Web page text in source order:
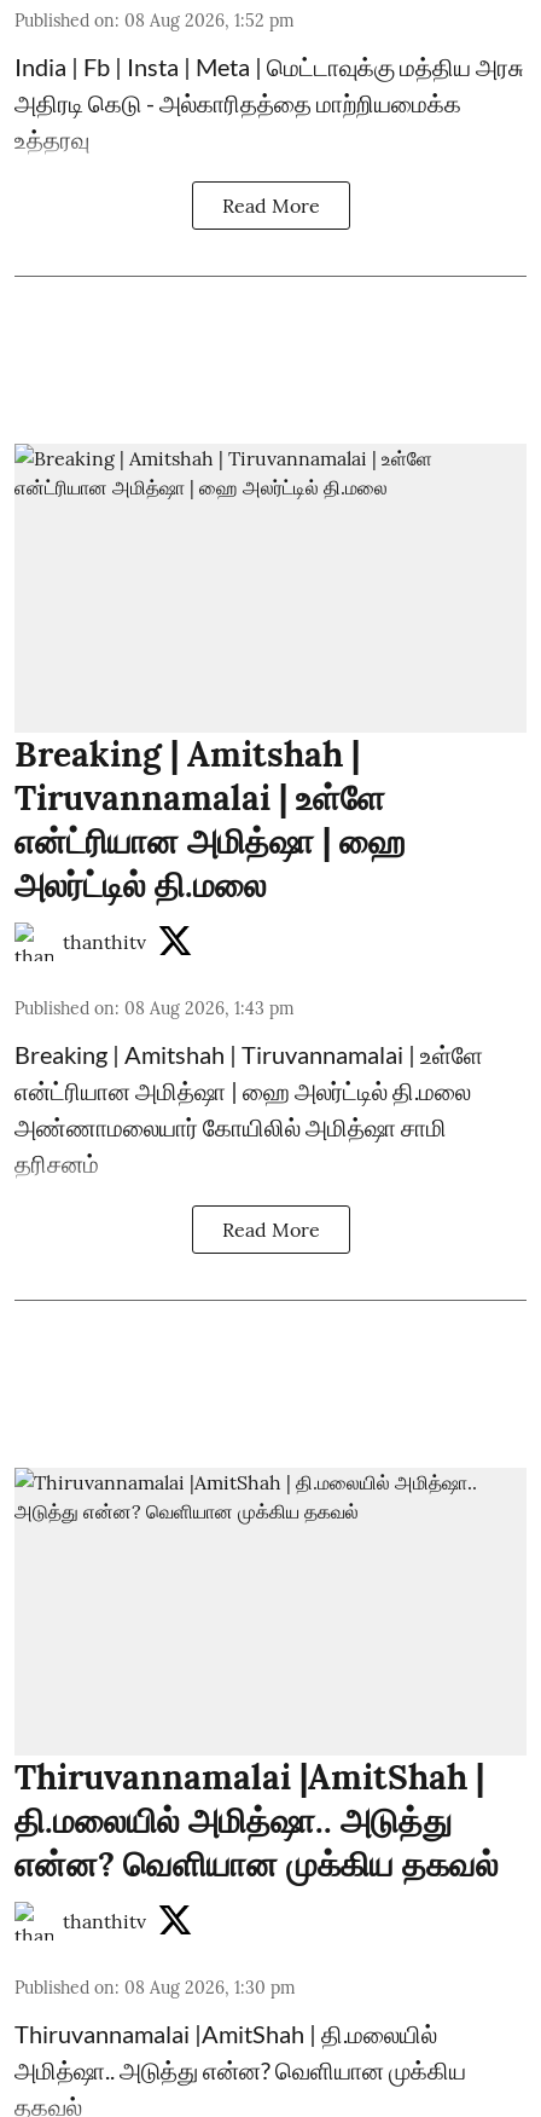
Published on: 08 Aug 2026, 1:52 pm
India | Fb | Insta | Meta | மெட்டாவுக்கு மத்திய அரசு
அதிரடி கெடு - அல்காரிதத்தை மாற்றியமைக்க
உத்தரவு
Read More
Breaking | Amitshah |
Tiruvannamalai | உள்ளே
என்ட்ரியான அமித்ஷா | ஹை
அலர்ட்டில் தி.மலை
thanthitv
Published on: 08 Aug 2026, 1:43 pm
Breaking | Amitshah | Tiruvannamalai | உள்ளே
என்ட்ரியான அமித்ஷா | ஹை அலர்ட்டில் தி.மலை
அண்ணாமலையார் கோயிலில் அமித்ஷா சாமி
தரிசனம்
Read More
Thiruvannamalai |AmitShah |
தி.மலையில் அமித்ஷா.. அடுத்து
என்ன? வெளியான முக்கிய தகவல்
thanthitv
Published on: 08 Aug 2026, 1:30 pm
Thiruvannamalai |AmitShah | தி.மலையில்
அமித்ஷா.. அடுத்து என்ன? வெளியான முக்கிய
தகவல்